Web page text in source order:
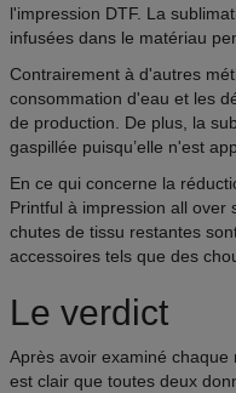
l'impression DTF. La
infusées dans le matériau
Contrairement à d'autres
consommation d'eau et les
de production. De plus, la
gaspillée puisqu’elle n'est
En ce qui concerne la
Printful à impression all over
chutes de tissu restantes
accessoires tels que des
Le verdict
Après avoir examiné
est clair que toutes deux